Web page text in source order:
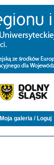
Moja galeria / Loguj